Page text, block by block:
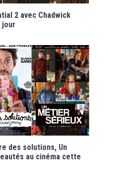
2 avec Chadwick
jour
des solutions, Un
au cinéma cette